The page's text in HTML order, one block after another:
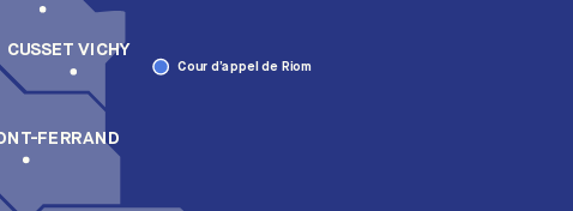
Cour d’appel de Riom
FERRAND
CUSSET VICHY